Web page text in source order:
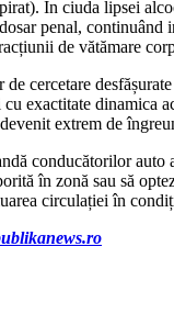
În ciuda lipsei
penal, continuând
de vătămare
cercetare
exactitate dinamica
extrem de
conducătorilor auto
în zonă sau să
circulației în